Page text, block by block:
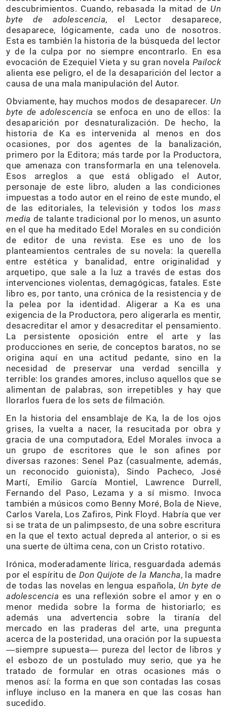
descubrimientos. Cuando, rebasada la mitad de Un
byte de adolescencia, el Lector desaparece,
desaparece, lógicamente, cada uno de nosotros.
Esta es también la historia de la búsqueda del lector
y de la culpa por no siempre encontrarlo. En esa
evocación de Ezequiel Vieta y su gran novela Pailock
alienta ese peligro, el de la desaparición del lector a
causa de una mala manipulación del Autor.
Obviamente, hay muchos modos de desaparecer. Un
byte de adolescencia se enfoca en uno de ellos: la
desaparición por desnaturalización. De hecho, la
historia de Ka es intervenida al menos en dos
ocasiones, por dos agentes de la banalización,
primero por la Editora; más tarde por la Productora,
que amenaza con transformarla en una telenovela.
Esos arreglos a que está obligado el Autor,
personaje de este libro, aluden a las condiciones
impuestas a todo autor en el reino de este mundo, el
de las editoriales, la televisión y todos los mass
media de talante tradicional por lo menos, un asunto
en el que ha meditado Edel Morales en su condición
de editor de una revista. Ese es uno de los
planteamientos centrales de su novela: la querella
entre estética y banalidad, entre originalidad y
arquetipo, que sale a la luz a través de estas dos
intervenciones violentas, demagógicas, fatales. Este
libro es, por tanto, una crónica de la resistencia y de
la pelea por la identidad. Aligerar a Ka es una
exigencia de la Productora, pero aligerarla es mentir,
desacreditar el amor y desacreditar el pensamiento.
La persistente oposición entre el arte y las
producciones en serie, de conceptos baratos, no se
origina aquí en una actitud pedante, sino en la
necesidad de preservar una verdad sencilla y
terrible: los grandes amores, incluso aquellos que se
alimentan de palabras, son irrepetibles y hay que
llorarlos fuera de los sets de filmación.
En la historia del ensamblaje de Ka, la de los ojos
grises, la vuelta a nacer, la resucitada por obra y
gracia de una computadora, Edel Morales invoca a
un grupo de escritores que le son afines por
diversas razones: Senel Paz (casualmente, además,
un reconocido guionista), Sindo Pacheco, José
Martí, Emilio García Montiel, Lawrence Durrell,
Fernando del Paso, Lezama y a sí mismo. Invoca
también a músicos como Benny Moré, Bola de Nieve,
Carlos Varela, Los Zafiros, Pink Floyd. Habría que ver
si se trata de un palimpsesto, de una sobre escritura
en la que el texto actual depreda al anterior, o si es
una suerte de última cena, con un Cristo rotativo.
Irónica, moderadamente lírica, resguardada además
por el espíritu de Don Quijote de la Mancha, la madre
de todas las novelas en lengua española, Un byte de
adolescencia es una reflexión sobre el amor y en o
menor medida sobre la forma de historiarlo; es
además una advertencia sobre la tiranía del
mercado en las praderas del arte, una pregunta
acerca de la posteridad, una oración por la supuesta
―siempre supuesta― pureza del lector de libros y
el esbozo de un postulado muy serio, que ya he
tratado de formular en otras ocasiones más o
menos así: la forma en que son contadas las cosas
influye incluso en la manera en que las cosas han
sucedido.